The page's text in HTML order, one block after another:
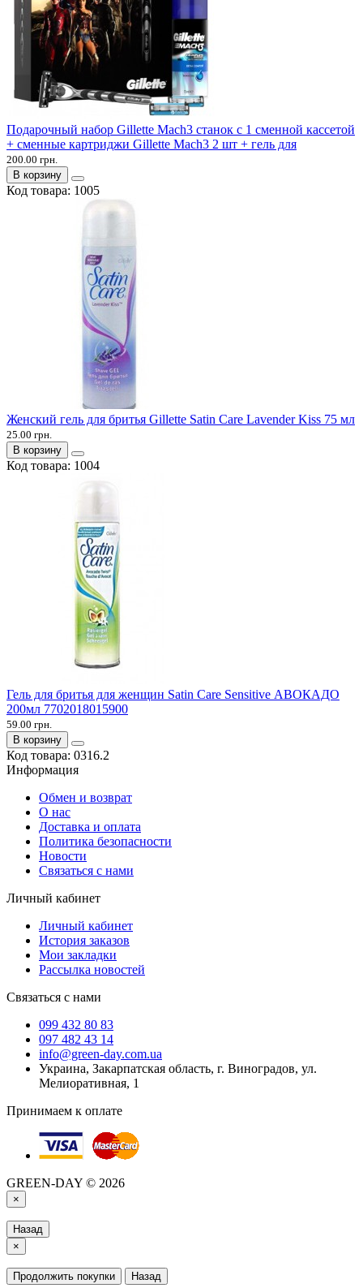
Подарочный набор Gillette Mach3 станок с 1 сменной кассетой
+ сменные картриджи Gillette Mach3 2 шт + гель для
200.00 грн.
В корзину
Код товара: 1005
Женский гель для бритья Gillette Satin Care Lavender Kiss 75 мл
25.00 грн.
В корзину
Код товара: 1004
Гель для бритья для женщин Satin Care Sensitive АВОКАДО
200мл 7702018015900
59.00 грн.
В корзину
Код товара: 0316.2
Информация
Обмен и возврат
О нас
Доставка и оплата
Политика безопасности
Новости
Связаться с нами
Личный кабинет
Личный кабинет
История заказов
Мои закладки
Рассылка новостей
Связаться с нами
099 432 80 83
097 482 43 14
info@green-day.com.ua
Украина, Закарпатская область, г. Виноградов, ул.
Мелиоративная, 1
Принимаем к оплате
GREEN-DAY © 2026
×
Назад
×
Продолжить покупки Назад